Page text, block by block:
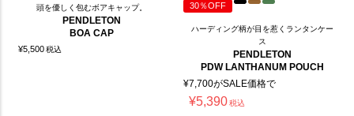
頭を優しく包むボアキャップ。
PENDLETON
BOA CAP
¥5,500税込
30％OFF
ハーディング柄が目を惹くランタンケー
ス
PENDLETON
PDW LANTHANUM POUCH
¥7,700がSALE価格で
¥5,390税込